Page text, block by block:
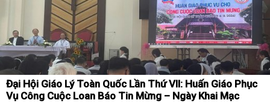
Đại Hội Giáo Lý Toàn Quốc Lần Thứ VII: Huấn Giáo Phục
Vụ Công Cuộc Loan Báo Tin Mừng – Ngày Khai Mạc